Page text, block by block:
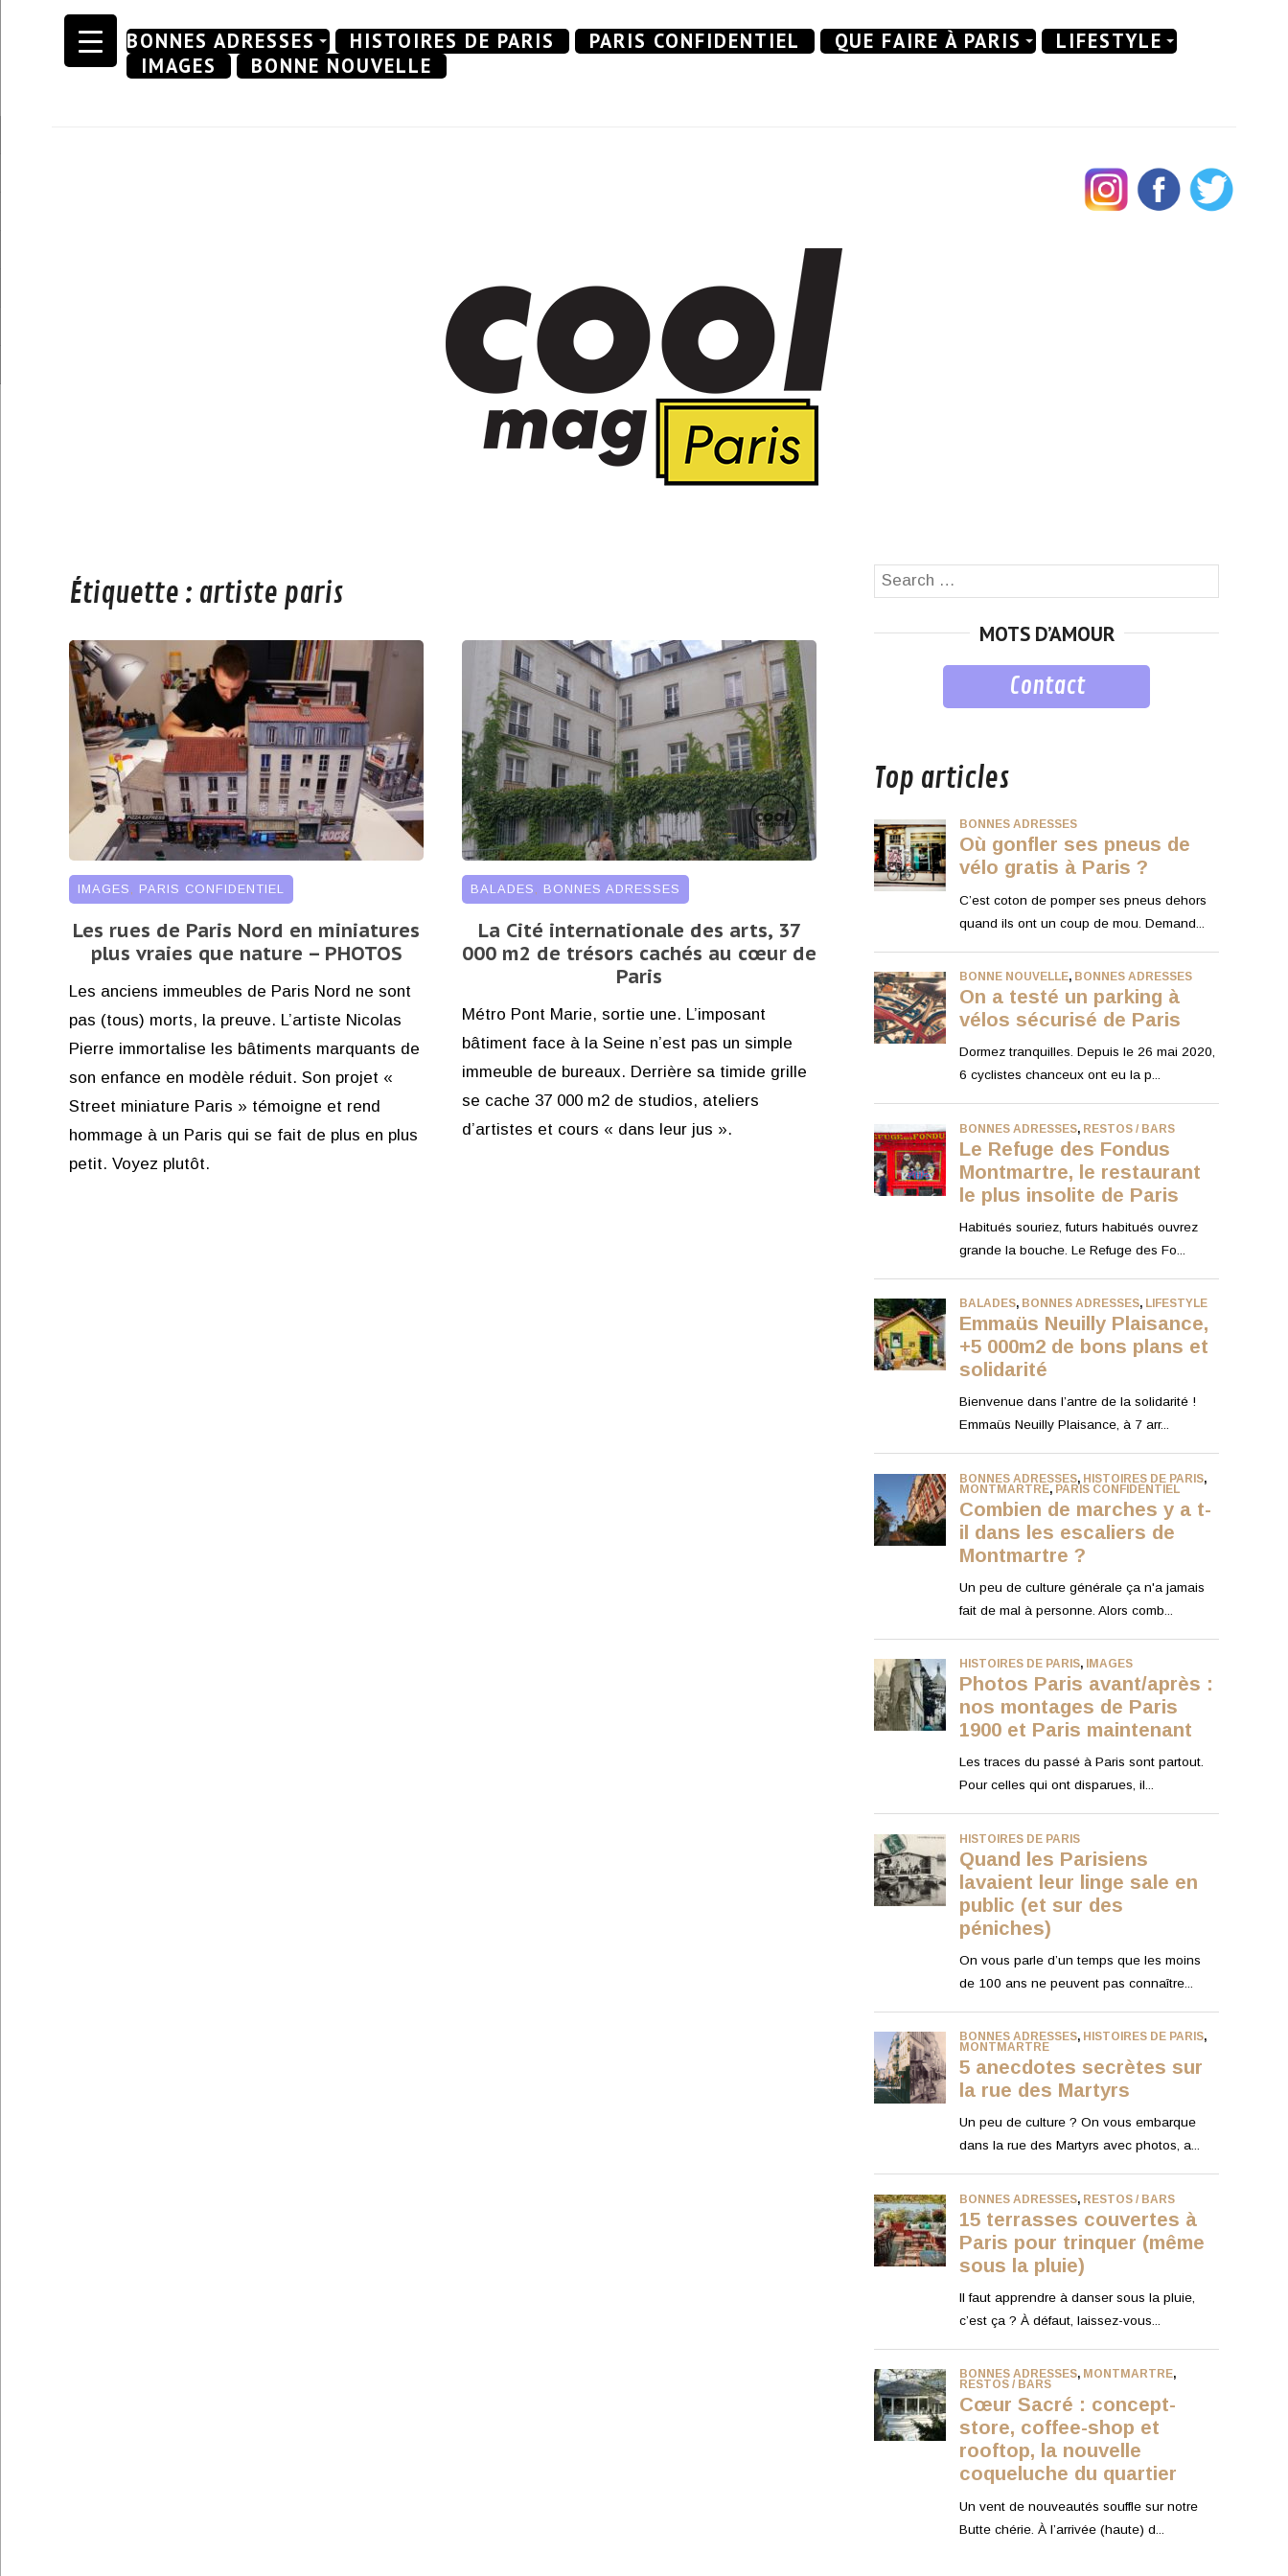
Skip
BONNES ADRESSES HISTOIRES DE PARIS PARIS CONFIDENTIEL QUE FAIRE À PARIS
LIFESTYLE
IMAGES
BONNE NOUVELLE
Étiquette : artiste paris
IMAGES PARIS CONFIDENTIEL
Les rues de Paris Nord en miniatures
plus vraies que nature – PHOTOS
Les anciens immeubles de Paris Nord ne sont
pas (tous) morts, la preuve. L’artiste Nicolas
Pierre immortalise les bâtiments marquants de
son enfance en modèle réduit. Son projet «
Street miniature Paris » témoigne et rend
hommage à un Paris qui se fait de plus en plus
petit. Voyez plutôt.
BALADES BONNES ADRESSES
La Cité internationale des arts, 37
000 m2 de trésors cachés au cœur de
Paris
Métro Pont Marie, sortie une. L’imposant
bâtiment face à la Seine n’est pas un simple
immeuble de bureaux. Derrière sa timide grille
se cache 37 000 m2 de studios, ateliers
d’artistes et cours « dans leur jus ».
Search
MOTS D’AMOUR
Contact
Top articles